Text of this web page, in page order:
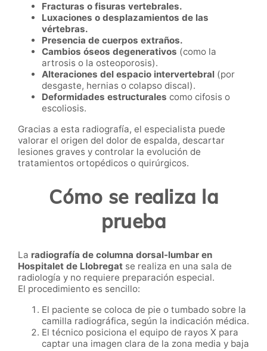
Fracturas o fisuras vertebrales.
Luxaciones o desplazamientos de las
vértebras.
Presencia de cuerpos extraños.
Cambios óseos degenerativos (como la
artrosis o la osteoporosis).
Alteraciones del espacio intervertebral (por
desgaste, hernias o colapso discal).
Deformidades estructurales como cifosis o
escoliosis.
Gracias a esta radiografía, el especialista puede
valorar el origen del dolor de espalda, descartar
lesiones graves y controlar la evolución de
tratamientos ortopédicos o quirúrgicos.
Cómo se realiza la
prueba
La radiografía de columna dorsal-lumbar en
Hospitalet de Llobregat se realiza en una sala de
radiología y no requiere preparación especial.
El procedimiento es sencillo:
El paciente se coloca de pie o tumbado sobre la
camilla radiográfica, según la indicación médica.
El técnico posiciona el equipo de rayos X para
captar una imagen clara de la zona media y baja